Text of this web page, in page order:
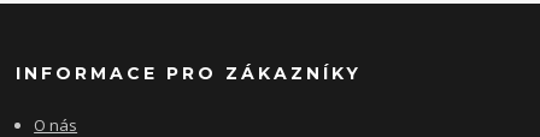
INFORMACE PRO ZÁKAZNÍKY
O nás